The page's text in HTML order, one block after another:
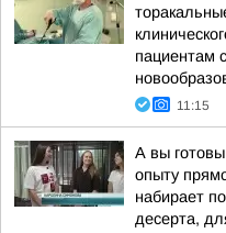
пациентам
11:15
А вы
опыту
набирает
десерта,